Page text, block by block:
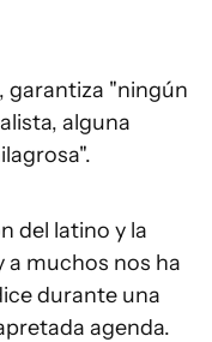
garantiza "ningún
alguna
del latino y la
a muchos nos ha
durante una
agenda.